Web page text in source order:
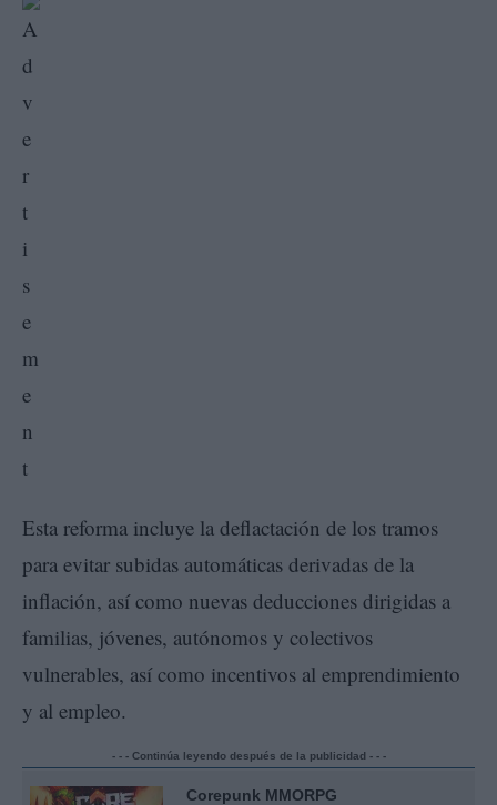
Esta reforma incluye la deflactación de los tramos
para evitar subidas automáticas derivadas de la
inflación, así como nuevas deducciones dirigidas a
familias, jóvenes, autónomos y colectivos
vulnerables, así como incentivos al emprendimiento
y al empleo.
- - - Continúa leyendo después de la publicidad - - -
Corepunk MMORPG